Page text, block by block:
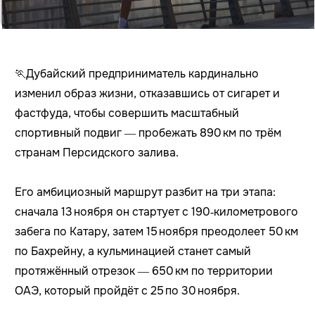
🏃Дубайский предприниматель кардинально
изменил образ жизни, отказавшись от сигарет и
фастфуда, чтобы совершить масштабный
спортивный подвиг — пробежать 890 км по трём
странам Персидского залива.
Его амбициозный маршрут разбит на три этапа:
сначала 13 ноября он стартует с 190‑километрового
забега по Катару, затем 15 ноября преодолеет 50 км
по Бахрейну, а кульминацией станет самый
протяжённый отрезок — 650 км по территории
ОАЭ, который пройдёт с 25 по 30 ноября.